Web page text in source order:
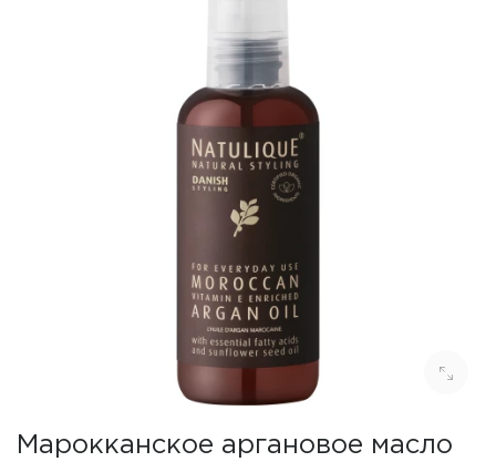
Марокканское аргановое масло